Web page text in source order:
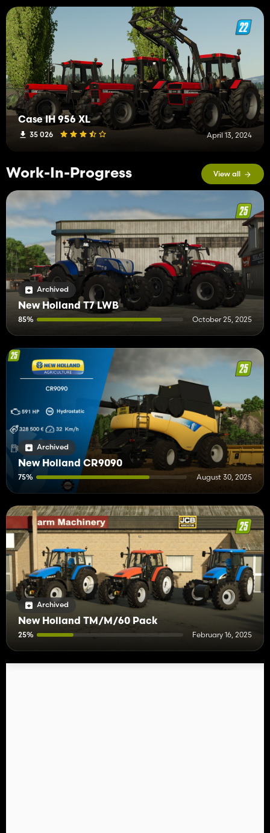
Case IH 956 XL
35 026 April 13, 2024
Work-In-Progress View all
Archived
New Holland T7 LWB
85% October 25, 2025
Archived
New Holland CR9090
75% August 30, 2025
Archived
New Holland TM/M/60 Pack
25% February 16, 2025